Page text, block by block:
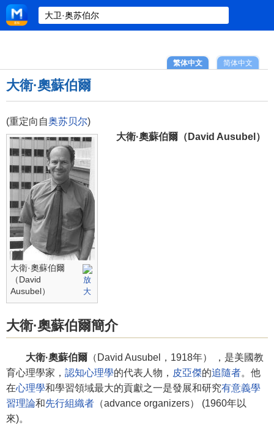
简体中文
繁体中文
大衛·奧蘇伯爾
(重定向自奥苏贝尔)
大衛·奧蘇伯爾
（David
Ausubel）
大衛·奧蘇伯爾（David Ausubel）
大衛·奧蘇伯爾簡介
大衛·奧蘇伯爾 （David Ausubel，1918年） ，是美國教
育心理學家， 認知心理學的代表人物， 皮亞傑的追隨者。他
在心理學和學習領域最大的貢獻之一是發展和研究有意義學
習理論和先行組織者 （advance organizers） (1960年以
來)。